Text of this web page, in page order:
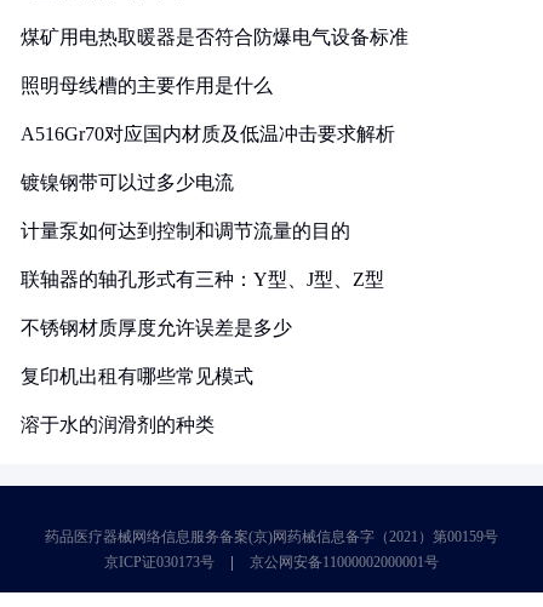
煤矿用电热取暖器是否符合防爆电气设备标准
照明母线槽的主要作用是什么
A516Gr70对应国内材质及低温冲击要求解析
镀镍钢带可以过多少电流
计量泵如何达到控制和调节流量的目的
联轴器的轴孔形式有三种：Y型、J型、Z型
不锈钢材质厚度允许误差是多少
复印机出租有哪些常见模式
溶于水的润滑剂的种类
药品医疗器械网络信息服务备案(京)网药械信息备字（2021）第00159号
京ICP证030173号
京公网安备11000002000001号